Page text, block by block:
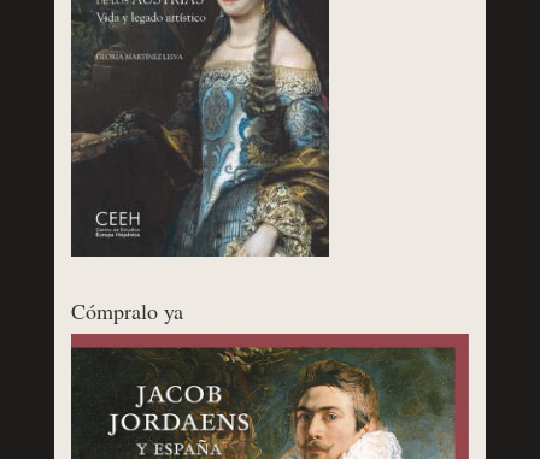
Cómpralo ya